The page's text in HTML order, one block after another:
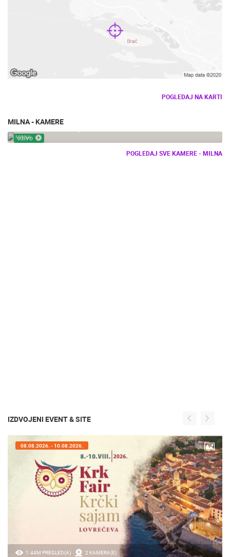
POGLEDAJ NA KARTI
MILNA - KAMERE
UŽIVO
MILNA
POGLEDAJ SVE KAMERE - MILNA
IZDVOJENI EVENT & SITE
20.97K PREGLED(A) 2 KAMERA(E)
07.08.2026. - 09.08.2026.